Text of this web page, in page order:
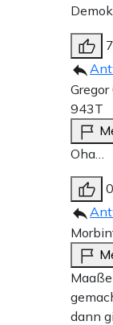
7
943T
Oha…
0
dann